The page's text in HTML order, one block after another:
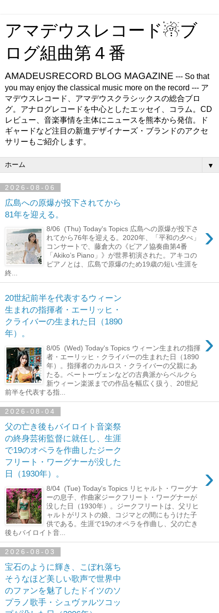
アマデウスレコード☃ブ
ログ組曲第４番
AMADEUSRECORD BLOG MAGAZINE --- So that
you may enjoy the classical music more on the record --- ア
マデウスレコード、アマデウスクラシックスの総合ブロ
グ。アナログレコードを中心としたエッセイ、コラム。CD
レビュー、音楽事情を主体にニュースを熊本から発信。ド
ギャードなど注目の新進デザイナーズ・ブランドのアクセ
サリーもご紹介します。
▼
2026-08-06
広島への原爆が投下されてから
81年を迎える。
›
8/06 (Thu) Today's Topics 広島への原爆が投下さ
れてから76年を迎える。2020年、「平和の夕べ」
コンサートで、藤倉大の《ピアノ協奏曲第4番
「Akiko’s Piano」》が世界初演された。アキコの
ピアノとは、広島で原爆のため19歳の短い生涯を
終...
20世紀前半を代表するウィーン
生まれの指揮者・エーリッヒ・
クライバーの生まれた日（1890
年）。
›
8/05 (Wed) Today's Topics ウィーン生まれの指揮
者・エーリッヒ・クライバーの生まれた日（1890
年）。指揮者のカルロス・クライバーの父親にあ
たる。ベートーヴェンなどの古典派からベルクら
新ウィーン楽派までの作品を幅広く扱う、20世紀
前半を代表する指...
2026-08-04
父の亡き後もバイロイト音楽祭
の終身芸術監督に就任し、生涯
で19のオペラを作曲したジーク
フリート・ワーグナーが没した
日（1930年）。
›
8/04 (Tue) Today's Topics リヒャルト・ワーグナ
ーの息子、作曲家ジークフリート・ワーグナーが
没した日（1930年）。ジークフリートは、父リヒ
ャルトがリストの娘、コジマとの間にもうけた子
供である。生涯で19のオペラを作曲し、父の亡き
後もバイロイト音...
2026-08-03
宝石のように輝き、こぼれ落ち
そうなほど美しい歌声で世界中
のファンを魅了したドイツのソ
プラノ歌手・シュヴァルツコッ